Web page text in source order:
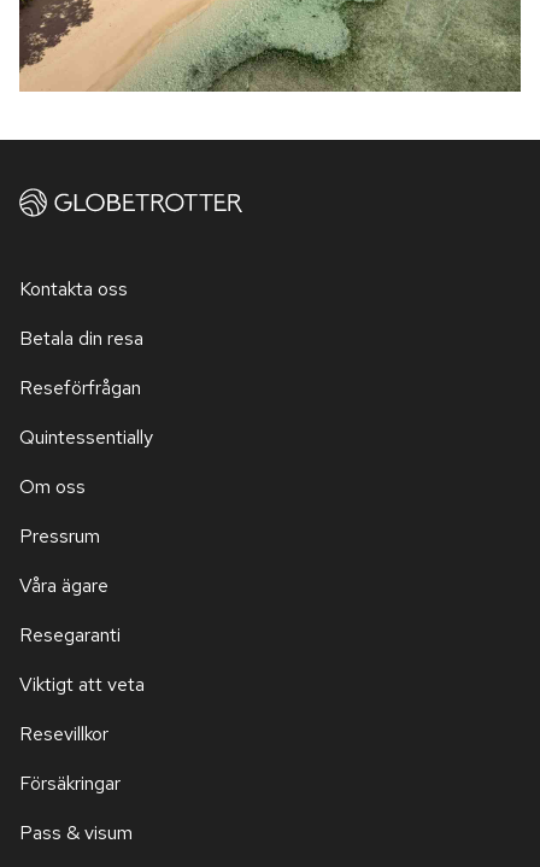
Kontakta oss
Betala din resa
Reseförfrågan
Quintessentially
Om oss
Pressrum
Våra ägare
Resegaranti
Viktigt att veta
Resevillkor
Försäkringar
Pass & visum